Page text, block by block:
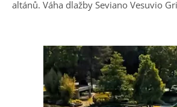
altánů. Váha dlažby Seviano Vesuvio